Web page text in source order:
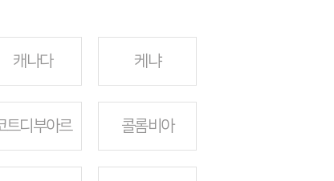
캐나다 케냐
트디부아르 콜롬비아